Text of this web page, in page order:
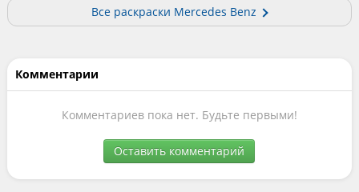
Все раскраски Mercedes Benz
Комментарии
Комментариев пока нет. Будьте первыми!
Оставить комментарий